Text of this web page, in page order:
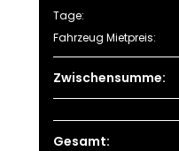
Tage:
Fahrzeug Mietpreis:
Zwischensumme:
Gesamt: